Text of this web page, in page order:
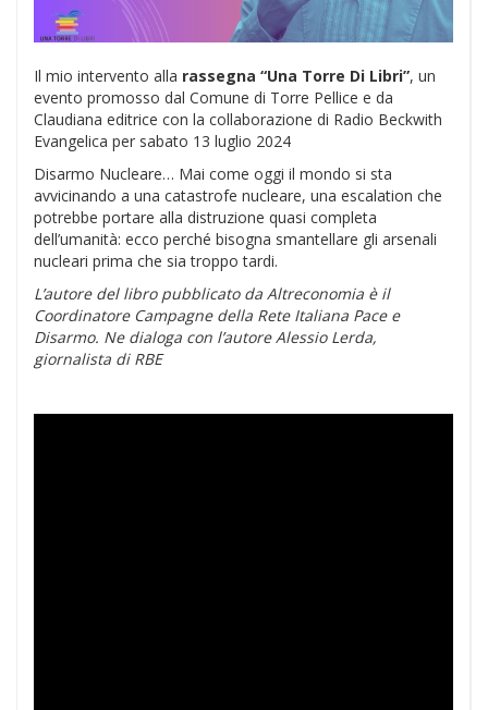
Il mio intervento alla rassegna “Una Torre Di Libri”, un
evento promosso dal Comune di Torre Pellice e da
Claudiana editrice con la collaborazione di Radio Beckwith
Evangelica per sabato 13 luglio 2024
Disarmo Nucleare… Mai come oggi il mondo si sta
avvicinando a una catastrofe nucleare, una escalation che
potrebbe portare alla distruzione quasi completa
dell’umanità: ecco perché bisogna smantellare gli arsenali
nucleari prima che sia troppo tardi.
L’autore del libro pubblicato da Altreconomia è il
Coordinatore Campagne della Rete Italiana Pace e
Disarmo. Ne dialoga con l’autore Alessio Lerda,
giornalista di RBE